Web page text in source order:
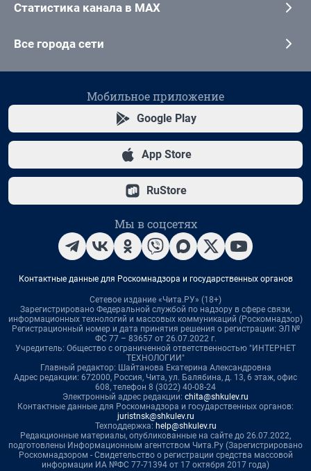
Статистика канала в MAX
Все города сети
Мобильное приложение
Google Play
App Store
RuStore
Мы в соцсетях
Контактные данные для Роскомнадзора и государственных органов
Сетевое издание «Чита.РУ» (18+)
Зарегистрировано Федеральной службой по надзору в сфере связи,
информационных технологий и массовых коммуникаций (Роскомнадзор)
Регистрационный номер и дата принятия решения о регистрации: ЭЛ №
ФС 77 – 83657 от 26.07.2022 г.
Учредитель: Общество с ограниченной ответственностью "ИНТЕРНЕТ
ТЕХНОЛОГИИ"
Главный редактор: Шайтанова Екатерина Александровна
Адрес редакции: 672000, Россия, Чита, ул. Балябина, д. 13, 6 этаж, офис
608, телефон 8 (3022) 40-08-24
Электронный адрес редакции: chita@shkulev.ru
Контактные данные для Роскомнадзора и государственных органов:
juristnsk@shkulev.ru
Техподдержка: help@shkulev.ru
Редакционные материалы, опубликованные на сайте до 26.07.2022,
подготовлены Информационным агентством Чита.Ру (Зарегистрировано
Роскомнадзором - Свидетельство о регистрации средства массовой
информации ИА №ФС 77-71394 от 17 октября 2017 года)